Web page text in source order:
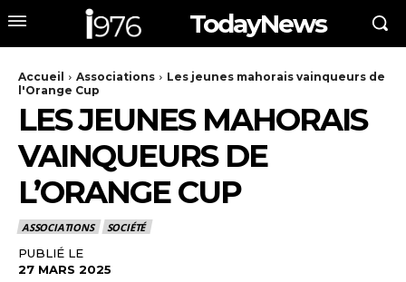
TodayNews
Accueil Associations
Les jeunes mahorais vainqueurs de
l'Orange Cup
LES JEUNES MAHORAIS
VAINQUEURS DE
L’ORANGE CUP
ASSOCIATIONS SOCIÉTÉ
PUBLIÉ LE
27 MARS 2025